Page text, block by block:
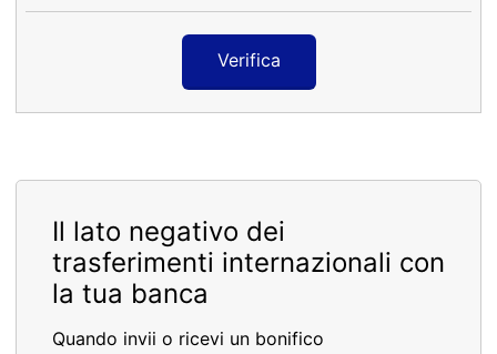
Verifica
Il lato negativo dei
trasferimenti internazionali con
la tua banca
Quando invii o ricevi un bonifico